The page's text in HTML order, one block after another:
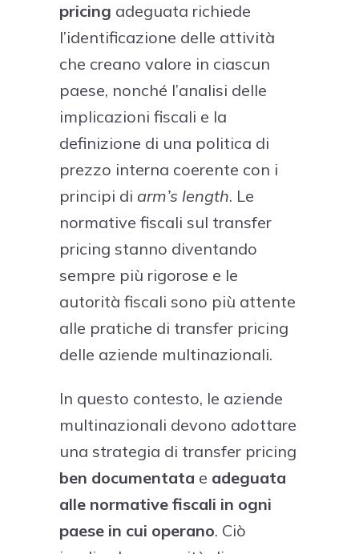
pricing adeguata richiede
l’identificazione delle attività
che creano valore in ciascun
paese, nonché l’analisi delle
implicazioni fiscali e la
definizione di una politica di
prezzo interna coerente con i
principi di arm’s length. Le
normative fiscali sul transfer
pricing stanno diventando
sempre più rigorose e le
autorità fiscali sono più attente
alle pratiche di transfer pricing
delle aziende multinazionali.
In questo contesto, le aziende
multinazionali devono adottare
una strategia di transfer pricing
ben documentata e adeguata
alle normative fiscali in ogni
paese in cui operano. Ciò